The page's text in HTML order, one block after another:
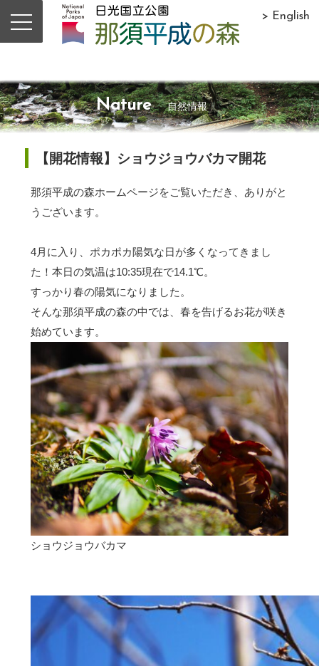
> English
Nature 自然情報
【開花情報】ショウジョウバカマ開花
那須平成の森ホームページをご覧いただき、ありがと
うございます。
4月に入り、ポカポカ陽気な日が多くなってきまし
た！本日の気温は10:35現在で14.1℃。
すっかり春の陽気になりました。
そんな那須平成の森の中では、春を告げるお花が咲き
始めています。
ショウジョウバカマ